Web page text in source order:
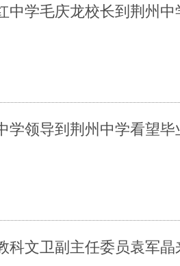
中学毛庆龙校长到荆州中
学领导到荆州中学看望毕
科文卫副主任委员袁军晶